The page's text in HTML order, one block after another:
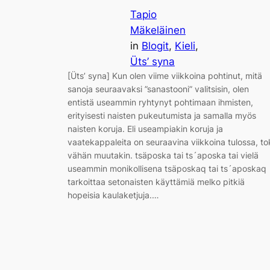
Tapio
Mäkeläinen
in Blogit, Kieli
Üts’ syna
[Üts’ syna] Kun olen viime viikkoina pohtinut, mitä
sanoja seuraavaksi ”sanastooni” valitsisin, olen
entistä useammin ryhtynyt pohtimaan ihmisten,
erityisesti naisten pukeutumista ja samalla myös
naisten koruja. Eli useampiakin koruja ja
vaatekappaleita on seuraavina viikkoina tulossa,
vähän muutakin. tsäposka tai ts´aposka tai vielä
useammin monikollisena tsäposkaq tai ts´aposkaq
tarkoittaa setonaisten käyttämiä melko pitkiä
hopeisia kaulaketjuja.…